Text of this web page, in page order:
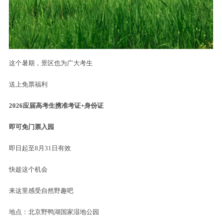
依托园区讲解系统、标识标牌、科普栈道
直观展示湿地生态样貌与鸟类物种知识
夯实观鸟科普基础硬件条件
立足自身生态优势
全力打造专业化观鸟研学基地
统筹推进观鸟设施升级、科普宣传推广、
赛事活动举办、特色课程研发多项工作
逐步形成完整成熟的观鸟文旅教育体系